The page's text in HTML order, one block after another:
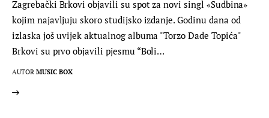
Zagrebački Brkovi objavili su spot za novi singl «Sudbina»
kojim najavljuju skoro studijsko izdanje. Godinu dana od
izlaska još uvijek aktualnog albuma "Torzo Dade Topića"
Brkovi su prvo objavili pjesmu “Boli…
AUTOR MUSIC BOX